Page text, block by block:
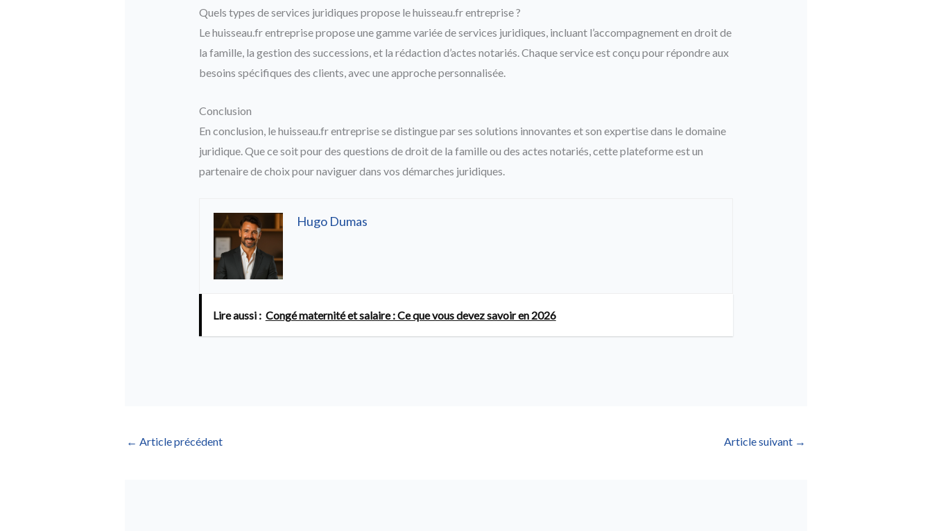
Quels types de services juridiques propose le huisseau.fr entreprise ?
Le huisseau.fr entreprise propose une gamme variée de services juridiques, incluant l’accompagnement en droit de
la famille, la gestion des successions, et la rédaction d’actes notariés. Chaque service est conçu pour répondre aux
besoins spécifiques des clients, avec une approche personnalisée.
Conclusion
En conclusion, le huisseau.fr entreprise se distingue par ses solutions innovantes et son expertise dans le domaine
juridique. Que ce soit pour des questions de droit de la famille ou des actes notariés, cette plateforme est un
partenaire de choix pour naviguer dans vos démarches juridiques.
Hugo Dumas
Lire aussi : Congé maternité et salaire : Ce que vous devez savoir en 2026
← Article précédent Article suivant →